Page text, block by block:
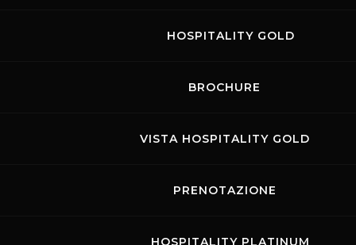
HOSPITALITY GOLD
BROCHURE
VISTA HOSPITALITY GOLD
PRENOTAZIONE
HOSPITALITY PLATINUM
ACI RACING WEEKEND -
Si confermano gli appuntamenti dei